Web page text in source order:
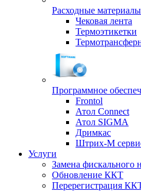
Расходные материалы
Чековая лента
Термоэтикетки
Программное
Frontol
Атол Connect
Атол SIGMA
Дримкас
Штрих-М
Услуги
Замена фискального
Обновление ККТ
Перерегистрация